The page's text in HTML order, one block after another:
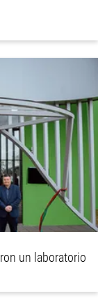
un laboratorio